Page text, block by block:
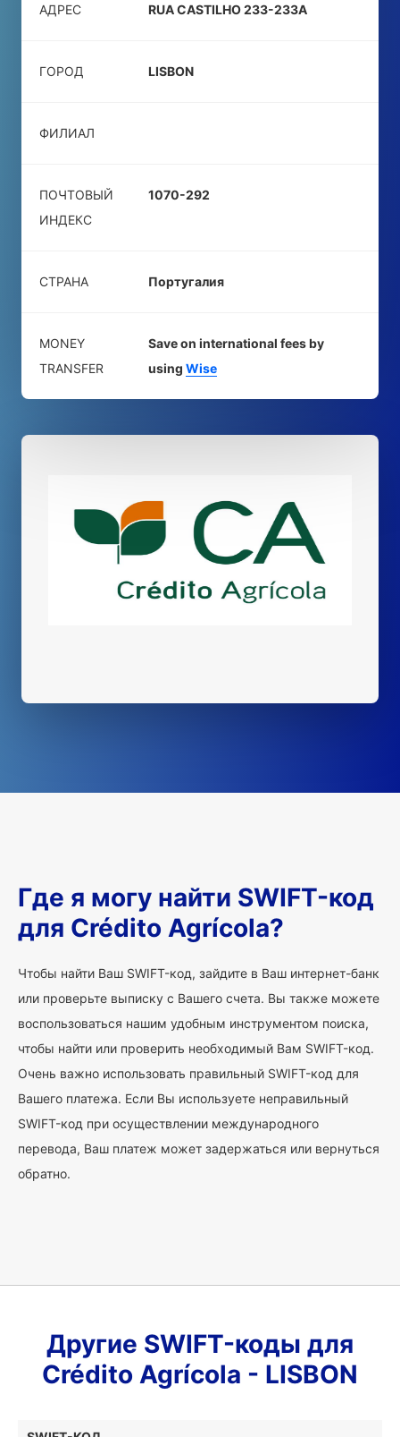
АДРЕС RUA CASTILHO 233-233A
ГОРОД LISBON
ФИЛИАЛ
ПОЧТОВЫЙ
ИНДЕКС
1070-292
СТРАНА Португалия
MONEY
TRANSFER
Save on international fees by
using Wise
Где я могу найти SWIFT-код
для Crédito Agrícola?
Чтобы найти Ваш SWIFT-код, зайдите в Ваш интернет-банк
или проверьте выписку с Вашего счета. Вы также можете
воспользоваться нашим удобным инструментом поиска,
чтобы найти или проверить необходимый Вам SWIFT-код.
Очень важно использовать правильный SWIFT-код для
Вашего платежа. Если Вы используете неправильный
SWIFT-код при осуществлении международного
перевода, Ваш платеж может задержаться или вернуться
обратно.
Другие SWIFT-коды для
Crédito Agrícola - LISBON